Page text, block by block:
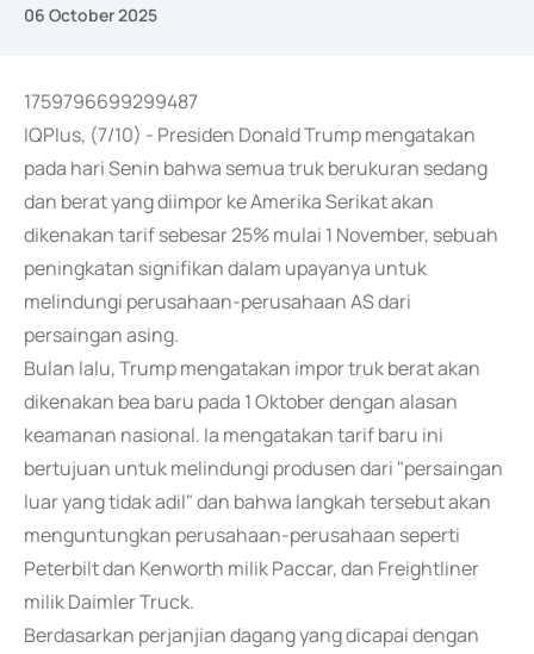
06 October 2025
1759796699299487
IQPlus, (7/10) - Presiden Donald Trump mengatakan
pada hari Senin bahwa semua truk berukuran sedang
dan berat yang diimpor ke Amerika Serikat akan
dikenakan tarif sebesar 25% mulai 1 November, sebuah
peningkatan signifikan dalam upayanya untuk
melindungi perusahaan-perusahaan AS dari
persaingan asing.
Bulan lalu, Trump mengatakan impor truk berat akan
dikenakan bea baru pada 1 Oktober dengan alasan
keamanan nasional. Ia mengatakan tarif baru ini
bertujuan untuk melindungi produsen dari "persaingan
luar yang tidak adil" dan bahwa langkah tersebut akan
menguntungkan perusahaan-perusahaan seperti
Peterbilt dan Kenworth milik Paccar, dan Freightliner
milik Daimler Truck.
Berdasarkan perjanjian dagang yang dicapai dengan